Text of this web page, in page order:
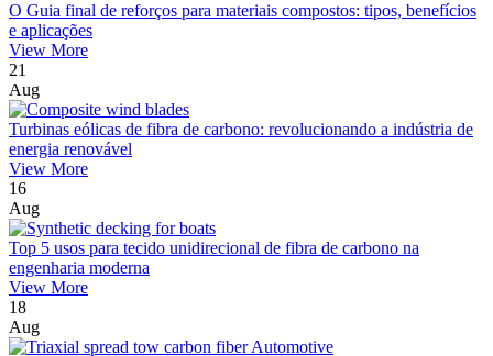
O Guia final de reforços para materiais compostos: tipos, benefícios
e aplicações
View More
21
Aug
Turbinas eólicas de fibra de carbono: revolucionando a indústria de
energia renovável
View More
16
Aug
Top 5 usos para tecido unidirecional de fibra de carbono na
engenharia moderna
View More
18
Aug